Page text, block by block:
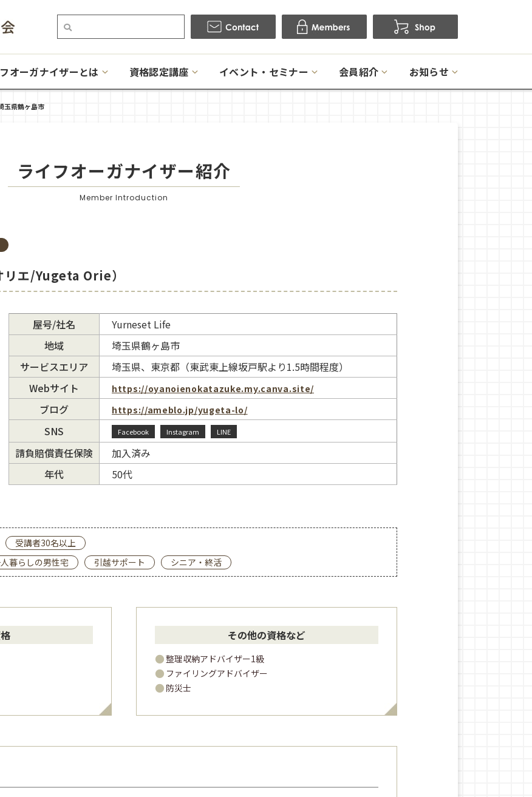
オーガナイザーとは 資格認定講座 イベント・セミナー 会員紹介 お知らせ
玉県鶴ヶ島市
ライフオーガナイザー紹介
Member Introduction
リエ/Yugeta Orie）
屋号/社名
Yurneset Life
地域
埼玉県鶴ヶ島市
サービスエリア
埼玉県、東京都（東武東上線坂戸駅より1.5時間程度）
Webサイト
https://oyanoienokatazuke.my.canva.site/
ブログ https://ameblo.jp/yugeta-lo/
SNS Facebook Instagram LINE
請負賠償責任保険
加入済み
年代
50代
受講者30名以上
暮らしの男性宅 引越サポート シニア・終活
その他の資格など
整理収納アドバイザー1級
ファイリングアドバイザー
防災士